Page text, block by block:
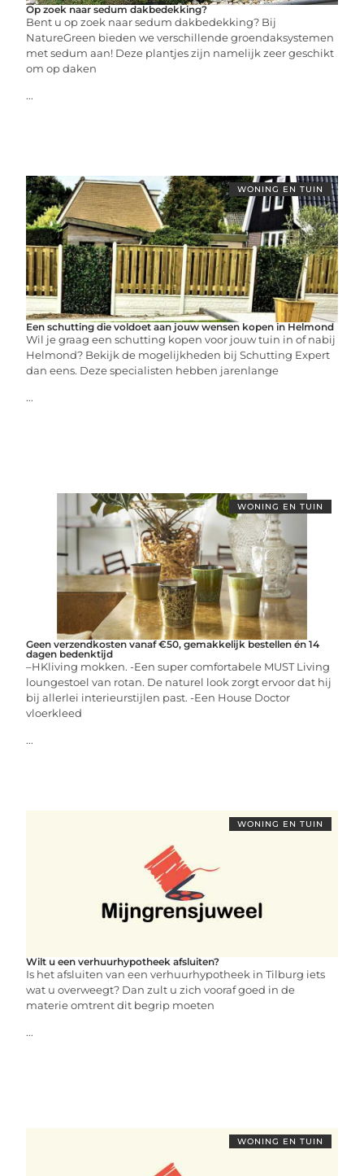
Op zoek naar sedum dakbedekking?
Bent u op zoek naar sedum dakbedekking? Bij
NatureGreen bieden we verschillende groendaksystemen
met sedum aan! Deze plantjes zijn namelijk zeer geschikt
om op daken
...
WONING EN TUIN
Een schutting die voldoet aan jouw wensen kopen in Helmond
Wil je graag een schutting kopen voor jouw tuin in of nabij
Helmond? Bekijk de mogelijkheden bij Schutting Expert
dan eens. Deze specialisten hebben jarenlange
...
WONING EN TUIN
Geen verzendkosten vanaf €50, gemakkelijk bestellen én 14
dagen bedenktijd
–HKliving mokken. -Een super comfortabele MUST Living
loungestoel van rotan. De naturel look zorgt ervoor dat hij
bij allerlei interieurstijlen past. -Een House Doctor
vloerkleed
...
WONING EN TUIN
Wilt u een verhuurhypotheek afsluiten?
Is het afsluiten van een verhuurhypotheek in Tilburg iets
wat u overweegt? Dan zult u zich vooraf goed in de
materie omtrent dit begrip moeten
...
WONING EN TUIN